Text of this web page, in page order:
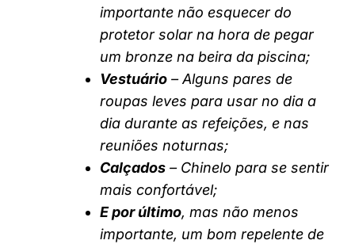
importante não esquecer do
protetor solar na hora de pegar
um bronze na beira da piscina;
Vestuário – Alguns pares de
roupas leves para usar no dia a
dia durante as refeições, e nas
reuniões noturnas;
Calçados – Chinelo para se sentir
mais confortável;
E por último, mas não menos
importante, um bom repelente de